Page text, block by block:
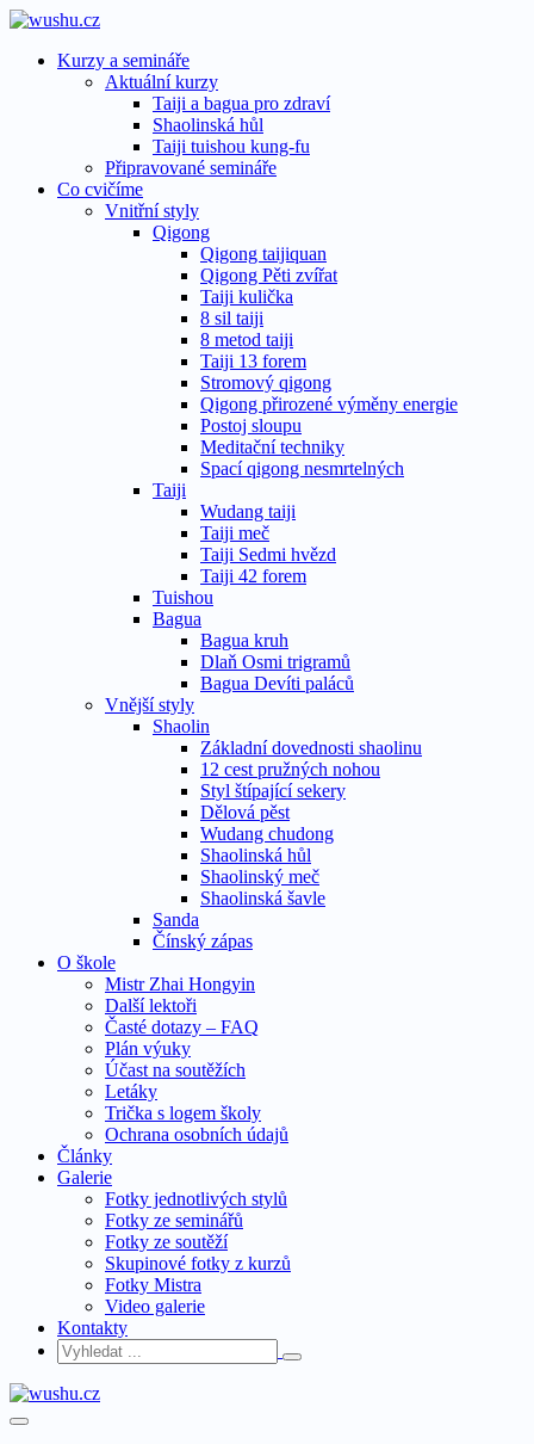
Kurzy a semináře
Aktuální kurzy
Taiji a bagua pro zdraví
Shaolinská hůl
Taiji tuishou kung-fu
Připravované semináře
Co cvičíme
Vnitřní styly
Qigong
Qigong taijiquan
Qigong Pěti zvířat
Taiji kulička
8 sil taiji
8 metod taiji
Taiji 13 forem
Stromový qigong
Qigong přirozené výměny energie
Postoj sloupu
Meditační techniky
Spací qigong nesmrtelných
Taiji
Wudang taiji
Taiji meč
Taiji Sedmi hvězd
Taiji 42 forem
Tuishou
Bagua
Bagua kruh
Dlaň Osmi trigramů
Bagua Devíti paláců
Vnější styly
Shaolin
Základní dovednosti shaolinu
12 cest pružných nohou
Styl štípající sekery
Dělová pěst
Wudang chudong
Shaolinská hůl
Shaolinský meč
Shaolinská šavle
Sanda
Čínský zápas
O škole
Mistr Zhai Hongyin
Další lektoři
Časté dotazy – FAQ
Plán výuky
Účast na soutěžích
Letáky
Trička s logem školy
Ochrana osobních údajů
Články
Galerie
Fotky jednotlivých stylů
Fotky ze seminářů
Fotky ze soutěží
Skupinové fotky z kurzů
Fotky Mistra
Video galerie
Kontakty